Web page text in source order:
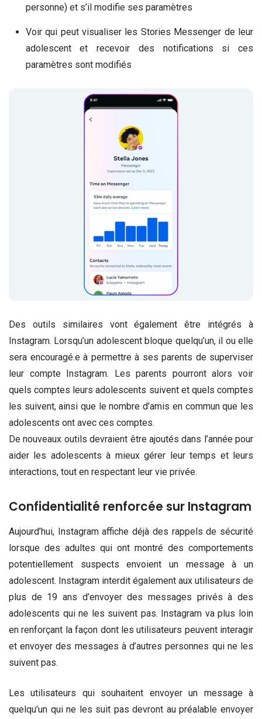
personne) et s’il modifie ses paramètres
Voir qui peut visualiser les Stories Messenger de leur
adolescent et recevoir des notifications si ces
paramètres sont modifiés
Des outils similaires vont également être intégrés à
Instagram. Lorsqu’un adolescent bloque quelqu’un, il ou elle
sera encouragé.e à permettre à ses parents de superviser
leur compte Instagram. Les parents pourront alors voir
quels comptes leurs adolescents suivent et quels comptes
les suivent, ainsi que le nombre d’amis en commun que les
adolescents ont avec ces comptes.
De nouveaux outils devraient être ajoutés dans l’année pour
aider les adolescents à mieux gérer leur temps et leurs
interactions, tout en respectant leur vie privée.
Confidentialité renforcée sur Instagram
Aujourd’hui, Instagram affiche déjà des rappels de sécurité
lorsque des adultes qui ont montré des comportements
potentiellement suspects envoient un message à un
adolescent. Instagram interdit également aux utilisateurs de
plus de 19 ans d’envoyer des messages privés à des
adolescents qui ne les suivent pas. Instagram va plus loin
en renforçant la façon dont les utilisateurs peuvent interagir
et envoyer des messages à d’autres personnes qui ne les
suivent pas.
Les utilisateurs qui souhaitent envoyer un message à
quelqu’un qui ne les suit pas devront au préalable envoyer